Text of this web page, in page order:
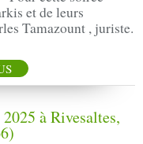
et de leurs
Tamazount , juriste.
à Rivesaltes,